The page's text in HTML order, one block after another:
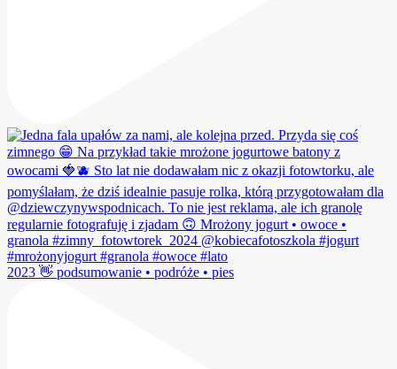
2023 👋 podsumowanie • podróże • pies